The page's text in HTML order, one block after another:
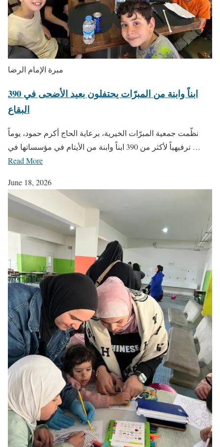
مبرة الإمام الرضا
390 ابناً وابنة من المبرّات يحتفلون بعيد الأضحى في
البقاع
نظّمت جمعية المبرّات الخيرية، برعاية الحاج أكرم حمود، يوماً
ترفيهياً لأكثر من 390 ابناً وابنة من الأيتام في مؤسساتها في …
Read More
June 18, 2026